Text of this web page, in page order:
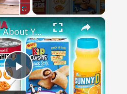
×
Play
Fun Facts About Your Favorite 90s Foods